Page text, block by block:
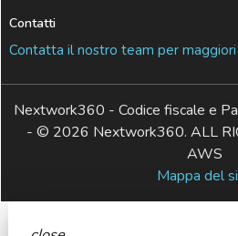
Contatti
Contatta il nostro team per maggiori
Nextwork360 - Codice fiscale e
- © 2026 Nextwork360. ALL
AWS
Mappa del